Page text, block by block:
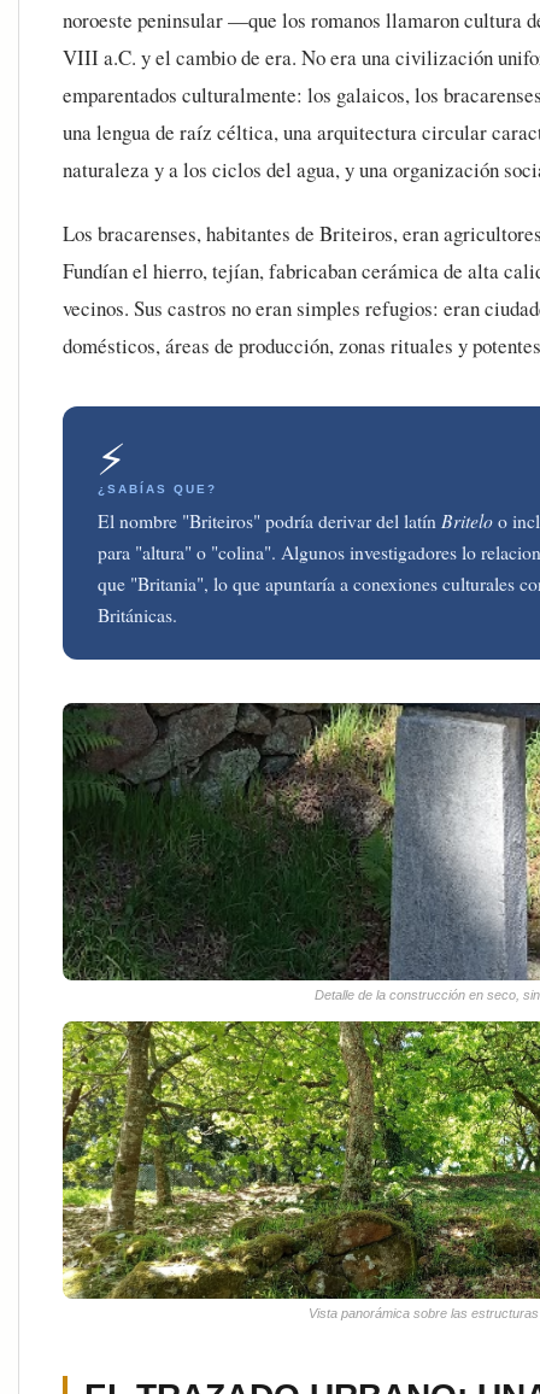
noroeste peninsular —que los romanos llamaron cultura
VIII a.C. y el cambio de era. No era una civilización
emparentados culturalmente: los galaicos, los
una lengua de raíz céltica, una arquitectura circular
naturaleza y a los ciclos del agua, y una organización
Los bracarenses, habitantes de Briteiros, eran
Fundían el hierro, tejían, fabricaban cerámica de alta
vecinos. Sus castros no eran simples refugios: eran
domésticos, áreas de producción, zonas rituales y
⚡
¿SABÍAS QUE?
El nombre "Briteiros" podría derivar del latínBriteloo
para "altura" o "colina". Algunos investigadores lo
que "Britania", lo que apuntaría a conexiones culturales
Británicas.
Detalle de la construcción en seco,
Vista panorámica sobre las